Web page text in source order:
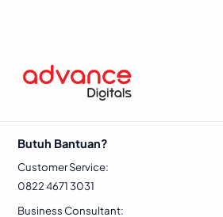
Butuh Bantuan?
Customer Service:
0822 4671 3031
Business Consultant: